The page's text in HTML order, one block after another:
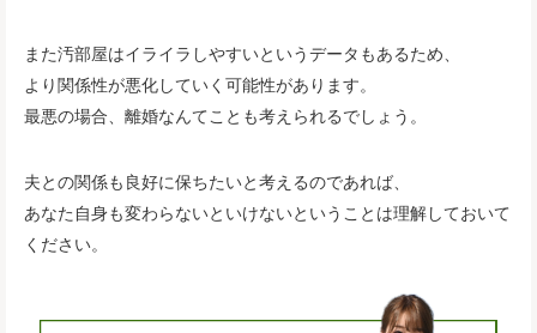
また汚部屋はイライラしやすいというデータもあるため、
より関係性が悪化していく可能性があります。
最悪の場合、離婚なんてことも考えられるでしょう。
夫との関係も良好に保ちたいと考えるのであれば、
あなた自身も変わらないといけないということは理解しておいて
ください。